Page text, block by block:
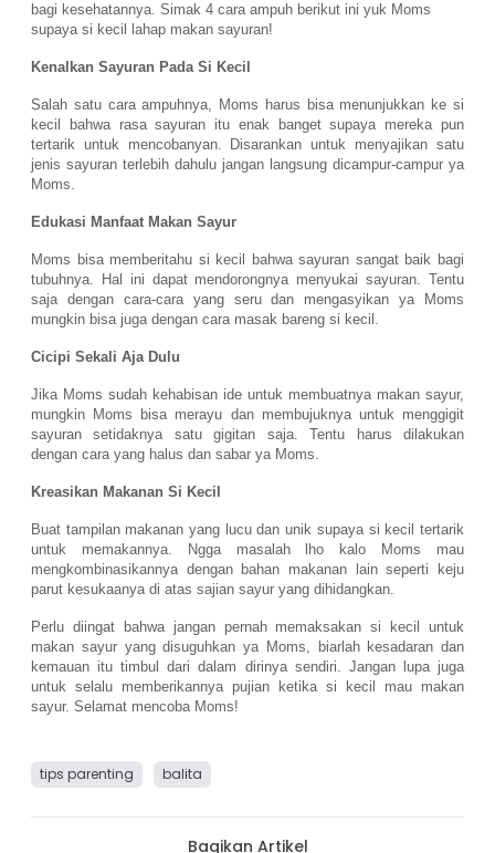
bagi kesehatannya. Simak 4 cara ampuh berikut ini yuk Moms
supaya si kecil lahap makan sayuran!
Kenalkan Sayuran Pada Si Kecil
Salah satu cara ampuhnya, Moms harus bisa menunjukkan ke si
kecil bahwa rasa sayuran itu enak banget supaya mereka pun
tertarik untuk mencobanyan. Disarankan untuk menyajikan satu
jenis sayuran terlebih dahulu jangan langsung dicampur-campur ya
Moms.
Edukasi Manfaat Makan Sayur
Moms bisa memberitahu si kecil bahwa sayuran sangat baik bagi
tubuhnya. Hal ini dapat mendorongnya menyukai sayuran. Tentu
saja dengan cara-cara yang seru dan mengasyikan ya Moms
mungkin bisa juga dengan cara masak bareng si kecil.
Cicipi Sekali Aja Dulu
Jika Moms sudah kehabisan ide untuk membuatnya makan sayur,
mungkin Moms bisa merayu dan membujuknya untuk menggigit
sayuran setidaknya satu gigitan saja. Tentu harus dilakukan
dengan cara yang halus dan sabar ya Moms.
Kreasikan Makanan Si Kecil
Buat tampilan makanan yang lucu dan unik supaya si kecil tertarik
untuk memakannya. Ngga masalah lho kalo Moms mau
mengkombinasikannya dengan bahan makanan lain seperti keju
parut kesukaanya di atas sajian sayur yang dihidangkan.
Perlu diingat bahwa jangan pernah memaksakan si kecil untuk
makan sayur yang disuguhkan ya Moms, biarlah kesadaran dan
kemauan itu timbul dari dalam dirinya sendiri. Jangan lupa juga
untuk selalu memberikannya pujian ketika si kecil mau makan
sayur. Selamat mencoba Moms!
tips parenting balita
Bagikan Artikel